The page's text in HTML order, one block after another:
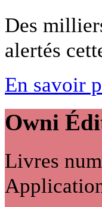
Des
alertés
En savoir
Owni
Livres